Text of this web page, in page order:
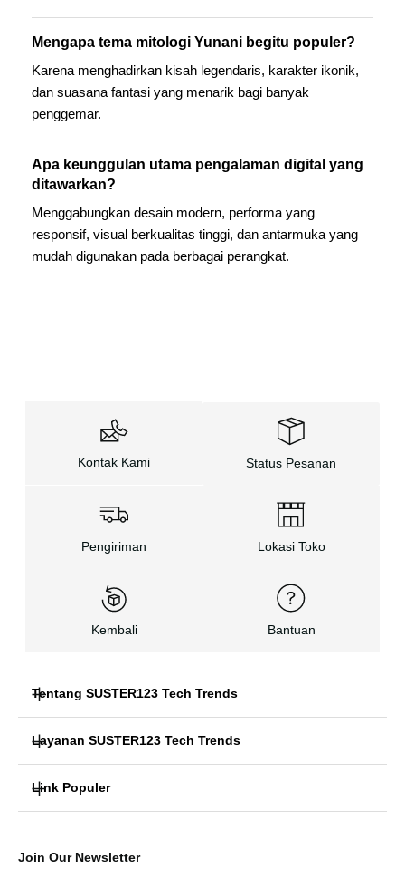
Mengapa tema mitologi Yunani begitu populer?
Karena menghadirkan kisah legendaris, karakter ikonik,
dan suasana fantasi yang menarik bagi banyak
penggemar.
Apa keunggulan utama pengalaman digital yang
ditawarkan?
Menggabungkan desain modern, performa yang
responsif, visual berkualitas tinggi, dan antarmuka yang
mudah digunakan pada berbagai perangkat.
Kontak Kami Status Pesanan
Pengiriman Lokasi Toko
Kembali Bantuan
Tentang SUSTER123 Tech Trends
SUSTER123 Tech Hari Ini
Berita Teknologi Terbaru
Layanan SUSTER123 Tech Trends
FAQ Teknologi
Link Populer
Join Our Newsletter